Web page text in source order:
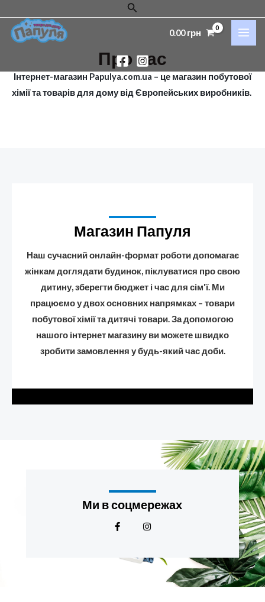
вмісту
Пошук
0.00грн
Про нас
Інтернет-магазин Papulya.com.ua – це магазин побутової
хімії та товарів для дому від Європейських виробників.
Магазин Папуля
Наш сучасний онлайн-формат роботи допомагає
жінкам доглядати будинок, піклуватися про свою
дитину, зберегти бюджет і час для сім'ї. Ми
працюємо у двох основних напрямках – товари
побутової хімії та дитячі товари. За допомогою
нашого інтернет магазину ви можете швидко
зробити замовлення у будь-який час доби.
Ми в соцмережах
a
c
o
n
g